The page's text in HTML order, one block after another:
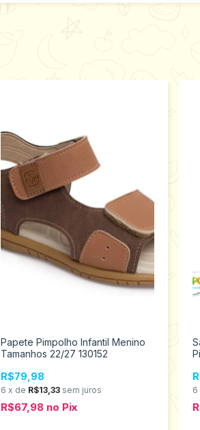
Papete Pimpolho Infantil Menino
Tamanhos 22/27 130152
R$79,98
6 x de R$13,33 sem juros
R$67,98 no Pix
6